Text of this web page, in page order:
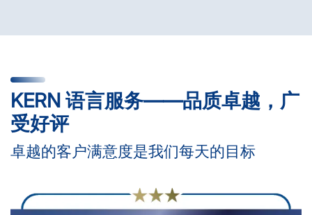
KERN 语言服务——品质卓越，广
受好评
卓越的客户满意度是我们每天的目标